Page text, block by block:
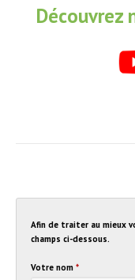
Découvrez
Afin de traiter au mieux
champs ci-dessous.
Votre nom *